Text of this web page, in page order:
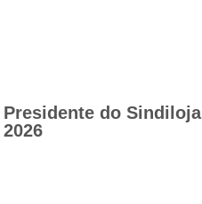
Presidente do
2026